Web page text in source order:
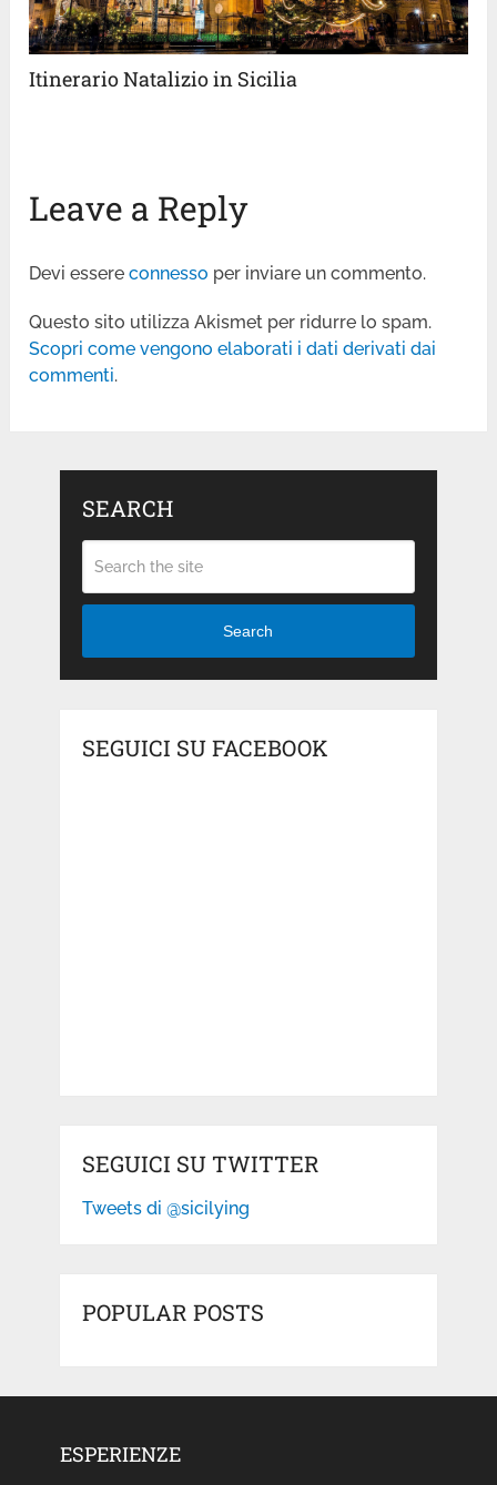
Itinerario Natalizio in Sicilia
Leave a Reply
Devi essereconnesso per inviare un commento.
Questo sito utilizza Akismet per ridurre lo spam.
Scopri come vengono elaborati i dati derivati dai
commenti.
SEARCH
Search
SEGUICI SU FACEBOOK
SEGUICI SU TWITTER
Tweets di @sicilying
POPULAR POSTS
ESPERIENZE